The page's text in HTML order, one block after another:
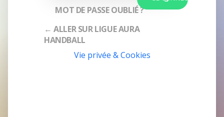
MOT DE PASSE OUBLIÉ ?
← ALLER SUR LIGUE AURA
HANDBALL
Vie privée & Cookies